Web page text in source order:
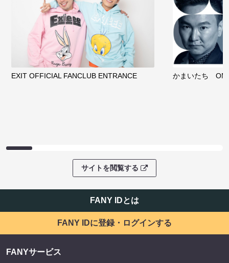
EXIT OFFICIAL FANCLUB ENTRANCE かまいたち
サイトを閲覧する
FANY IDとは
FANY IDに登録・ログインする
FANYサービス